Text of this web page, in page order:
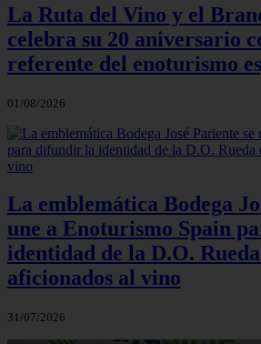
La Ruta del Vino y el
celebra su 20 aniversario
referente del enoturismo
01/08/2026
La emblemática Bodega
une a Enoturismo Spain
identidad de la D.O.
aficionados al vino
31/07/2026